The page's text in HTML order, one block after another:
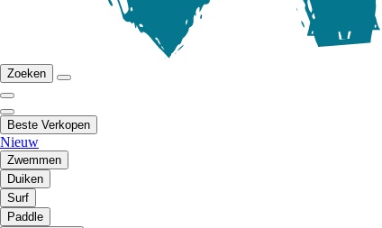
Zoeken
Beste Verkopen
Nieuw
Zwemmen
Duiken
Surf
Paddle